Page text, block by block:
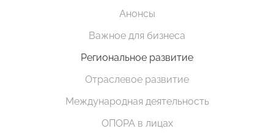
Анонсы
Важное для бизнеса
Региональное развитие
Отраслевое развитие
Международная деятельность
ОПОРА в лицах